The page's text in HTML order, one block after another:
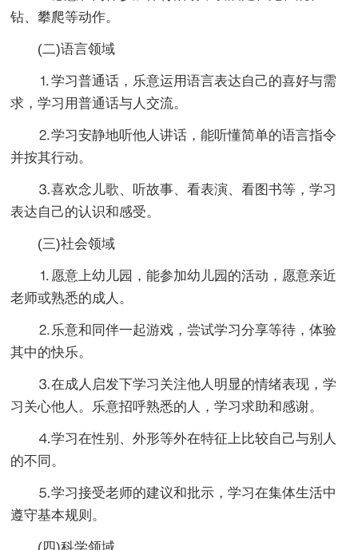
钻、攀爬等动作。
(二)语言领域
⒈学习普通话，乐意运用语言表达自己的喜好与需
求，学习用普通话与人交流。
⒉学习安静地听他人讲话，能听懂简单的语言指令
并按其行动。
⒊喜欢念儿歌、听故事、看表演、看图书等，学习
表达自己的认识和感受。
(三)社会领域
⒈愿意上幼儿园，能参加幼儿园的活动，愿意亲近
老师或熟悉的成人。
⒉乐意和同伴一起游戏，尝试学习分享等待，体验
其中的快乐。
⒊在成人启发下学习关注他人明显的情绪表现，学
习关心他人。乐意招呼熟悉的人，学习求助和感谢。
⒋学习在性别、外形等外在特征上比较自己与别人
的不同。
⒌学习接受老师的建议和批示，学习在集体生活中
遵守基本规则。